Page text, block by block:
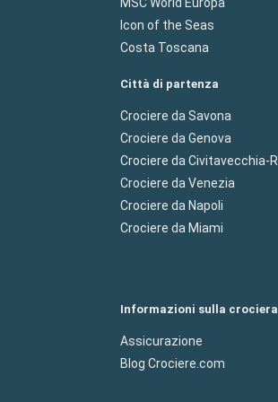
Icon of the Seas
Costa Toscana
Città di partenza
Crociere da Savona
Crociere da Genova
Crociere da Civitavecchia-
Crociere da Venezia
Crociere da Napoli
Crociere da Miami
Informazioni sulla crociera
Assicurazione
Blog Crociere.com